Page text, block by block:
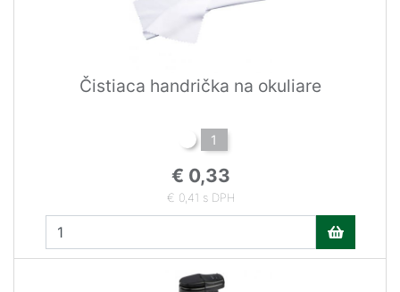
Čistiaca handrička na okuliare
1
€ 0,33
€ 0,41 s DPH